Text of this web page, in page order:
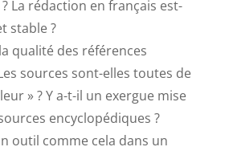
La rédaction en français est-
stable ?
qualité des références
sources sont-elles toutes de
» ? Y a-t-il un exergue mise
encyclopédiques ?
outil comme cela dans un